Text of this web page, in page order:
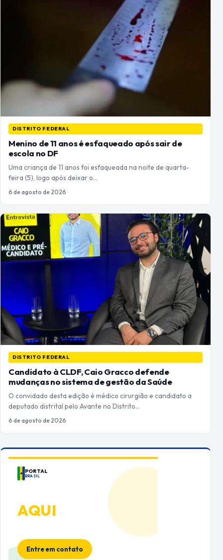
DISTRITO FEDERAL
Menino de 11 anos é esfaqueado após sair de
escola no DF
Uma criança de 11 anos foi esfaqueada na noite de quarta-
feira (5), logo após deixar o…
6 de agosto de 2026
DISTRITO FEDERAL
Candidato à CLDF, Caio Gracco defende
mudanças no sistema de gestão da Saúde
O convidado desta edição é médico cirurgião e candidato a
deputado distrital pelo Avante no Distrito…
6 de agosto de 2026
PORTAL
BRASIL
AQUI
Entre em contato